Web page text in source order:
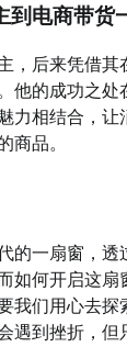
到电商带货
，后来凭借其
他的成功之处
力相结合，让
商品。
的一扇窗，透
如何开启这扇
我们用心去探
遇到挫折，但